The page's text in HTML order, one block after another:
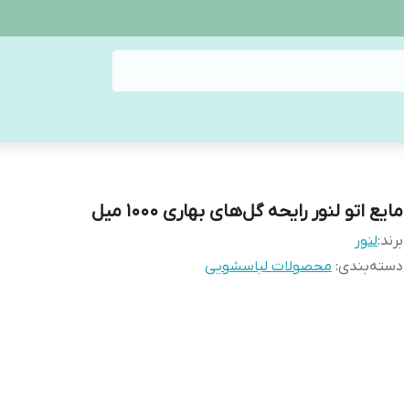
مایع اتو لنور رایحه گل‌های بهاری 1000 میل
برند:لنور
دسته‌بندی: محصولات لباسشویی